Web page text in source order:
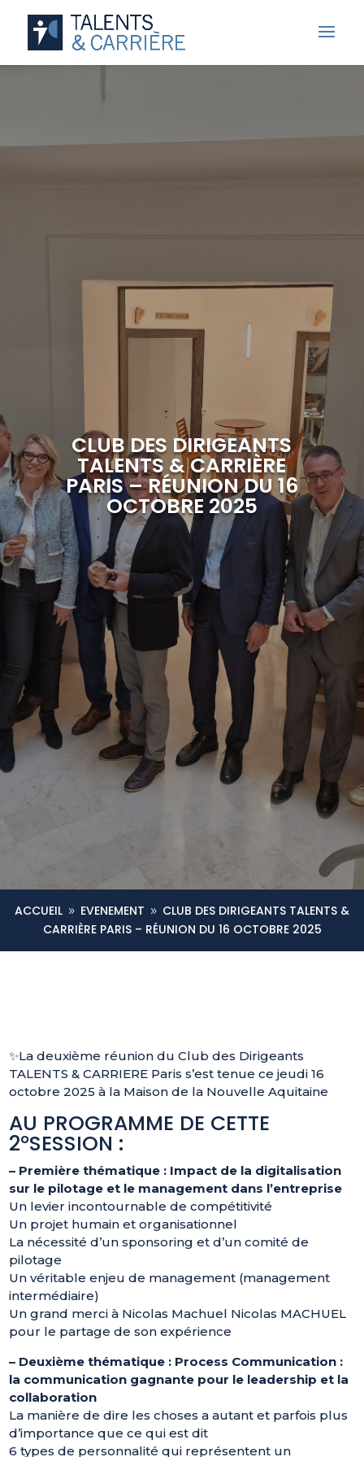
CLUB DES DIRIGEANTS
TALENTS & CARRIÈRE
PARIS – RÉUNION DU 16
OCTOBRE 2025
ACCUEIL 9 EVENEMENT 9 CLUB DES DIRIGEANTS TALENTS &
CARRIÈRE PARIS – RÉUNION DU 16 OCTOBRE 2025
✨La deuxième réunion du Club des Dirigeants
TALENTS & CARRIERE Paris s’est tenue ce jeudi 16
octobre 2025 à la Maison de la Nouvelle Aquitaine
AU PROGRAMME DE CETTE
2°SESSION :
– Première thématique : Impact de la digitalisation
sur le pilotage et le management dans l’entreprise
Un levier incontournable de compétitivité
Un projet humain et organisationnel
La nécessité d’un sponsoring et d’un comité de
pilotage
Un véritable enjeu de management (management
intermédiaire)
Un grand merci à Nicolas Machuel Nicolas MACHUEL
pour le partage de son expérience
– Deuxième thématique : Process Communication :
la communication gagnante pour le leadership et la
collaboration
La manière de dire les choses a autant et parfois plus
d’importance que ce qui est dit
6 types de personnalité qui représentent un